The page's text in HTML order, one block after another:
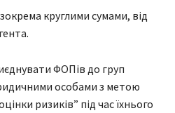
круглими сумами, від
ФОПів до груп
особами з метою
ризиків” під час їхнього